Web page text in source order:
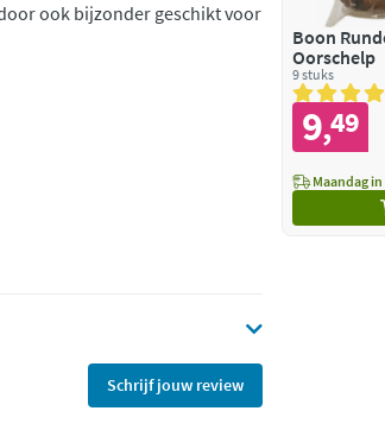
ook bijzonder geschikt voor
Schrijf jouw review
Boon
Oorschelp
9 stuks
9,49
Maandag